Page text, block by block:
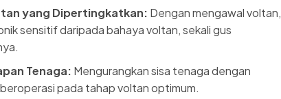
yang Dipertingkatkan: Dengan mengawal voltan,
sensitif daripada bahaya voltan, sekali gus
Tenaga: Mengurangkan sisa tenaga dengan
pada tahap voltan optimum.